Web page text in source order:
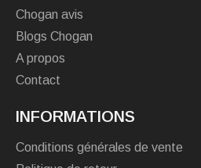
Chogan avis
Blogs Chogan
A propos
Contact
INFORMATIONS
Conditions générales de vente